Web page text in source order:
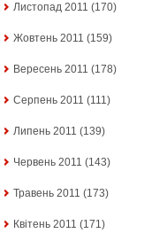
Листопад 2011 (170)
Жовтень 2011 (159)
Вересень 2011 (178)
Серпень 2011 (111)
Липень 2011 (139)
Червень 2011 (143)
Травень 2011 (173)
Квітень 2011 (171)